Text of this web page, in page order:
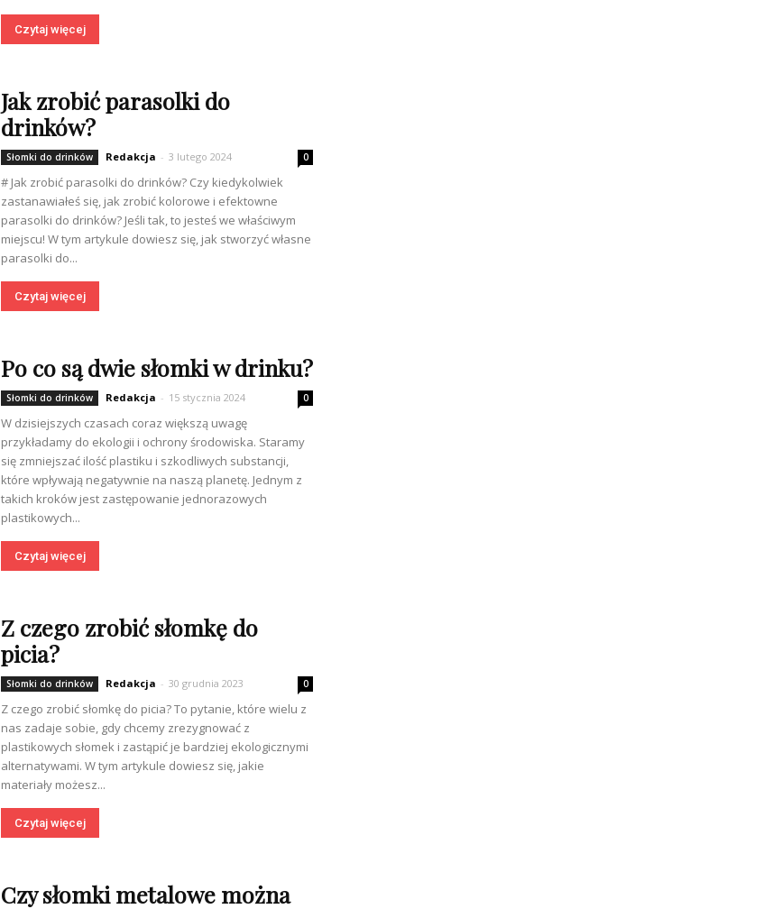
Czytaj więcej
Jak zrobić parasolki do
drinków?
Słomki do drinków Redakcja - 3 lutego 2024 0
# Jak zrobić parasolki do drinków? Czy kiedykolwiek
zastanawiałeś się, jak zrobić kolorowe i efektowne
parasolki do drinków? Jeśli tak, to jesteś we właściwym
miejscu! W tym artykule dowiesz się, jak stworzyć własne
parasolki do...
Czytaj więcej
Po co są dwie słomki w drinku?
Słomki do drinków Redakcja - 15 stycznia 2024 0
W dzisiejszych czasach coraz większą uwagę
przykładamy do ekologii i ochrony środowiska. Staramy
się zmniejszać ilość plastiku i szkodliwych substancji,
które wpływają negatywnie na naszą planetę. Jednym z
takich kroków jest zastępowanie jednorazowych
plastikowych...
Czytaj więcej
Z czego zrobić słomkę do
picia?
Słomki do drinków Redakcja - 30 grudnia 2023 0
Z czego zrobić słomkę do picia? To pytanie, które wielu z
nas zadaje sobie, gdy chcemy zrezygnować z
plastikowych słomek i zastąpić je bardziej ekologicznymi
alternatywami. W tym artykule dowiesz się, jakie
materiały możesz...
Czytaj więcej
Czy słomki metalowe można